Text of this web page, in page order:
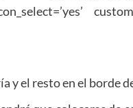
y el resto en el borde